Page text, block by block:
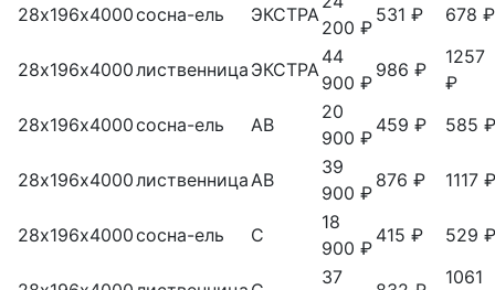
28х196х4000сосна-ель ЭКСТРА
200 ₽
531 ₽ 678 ₽
28х196х4000лиственница ЭКСТРА
44
900 ₽
986 ₽
1257
₽
28х196х4000сосна-ель АВ
20
900 ₽
459 ₽ 585 ₽
28х196х4000лиственница АВ
39
900 ₽
876 ₽ 1117 ₽
28х196х4000сосна-ель С
18
900 ₽
415 ₽ 529 ₽
37
1061